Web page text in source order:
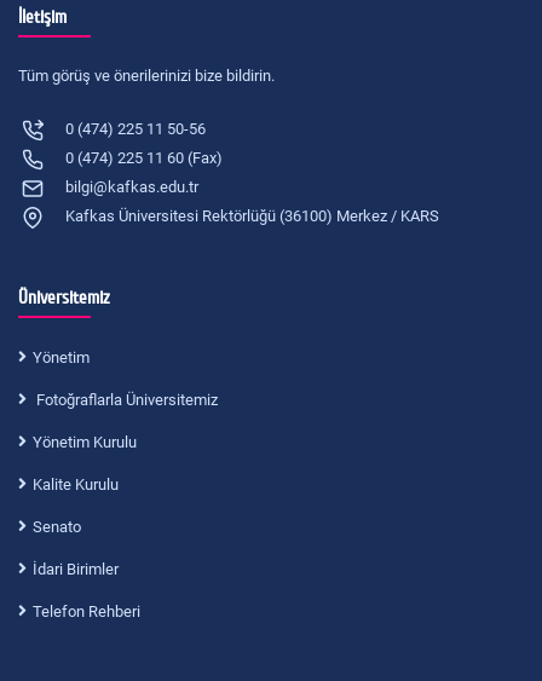
İletişim
Tüm görüş ve önerilerinizi bize bildirin.
0 (474) 225 11 50-56
0 (474) 225 11 60 (Fax)
bilgi@kafkas.edu.tr
Kafkas Üniversitesi Rektörlüğü (36100) Merkez / KARS
Üniversitemiz
Yönetim
Fotoğraflarla Üniversitemiz
Yönetim Kurulu
Kalite Kurulu
Senato
İdari Birimler
Telefon Rehberi